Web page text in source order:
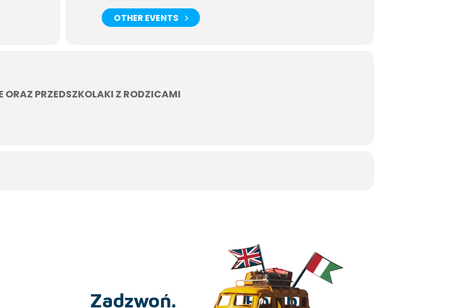
OTHER EVENTS
ORAZ PRZEDSZKOLAKI Z RODZICAMI
Zadzwoń. Polub!